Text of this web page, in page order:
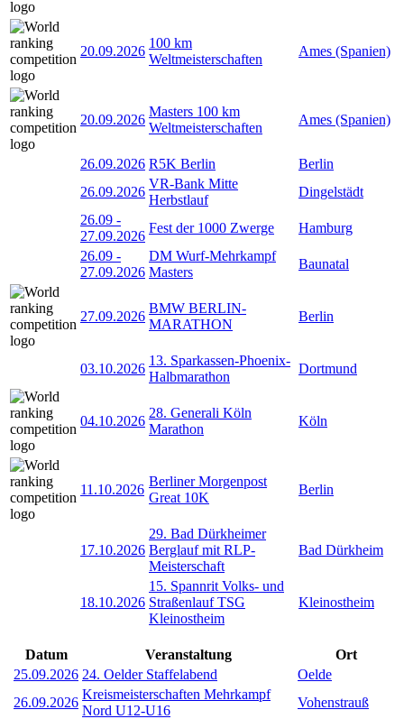
20.09.2026
100 km
Weltmeisterschaften
Ames (Spanien)
20.09.2026
Masters 100 km
Weltmeisterschaften
Ames (Spanien)
26.09.2026 R5K Berlin
Berlin
26.09.2026
VR-Bank Mitte
Herbstlauf
Dingelstädt
26.09 -
27.09.2026
Fest der 1000 Zwerge
Hamburg
26.09 -
27.09.2026
DM Wurf-Mehrkampf
Masters
Baunatal
27.09.2026
BMW BERLIN-
MARATHON
Berlin
03.10.2026
13. Sparkassen-Phoenix-
Halbmarathon
Dortmund
04.10.2026
28. Generali Köln
Marathon
Köln
11.10.2026
Berliner Morgenpost
Great 10K
Berlin
17.10.2026
29. Bad Dürkheimer
Berglauf mit RLP-
Meisterschaft
Bad Dürkheim
18.10.2026
15. Spannrit Volks- und
Straßenlauf TSG
Kleinostheim
Kleinostheim
Datum Veranstaltung
Ort
25.09.2026 24. Oelder Staffelabend
Oelde
26.09.2026
Kreismeisterschaften Mehrkampf
Nord U12-U16
Vohenstrauß